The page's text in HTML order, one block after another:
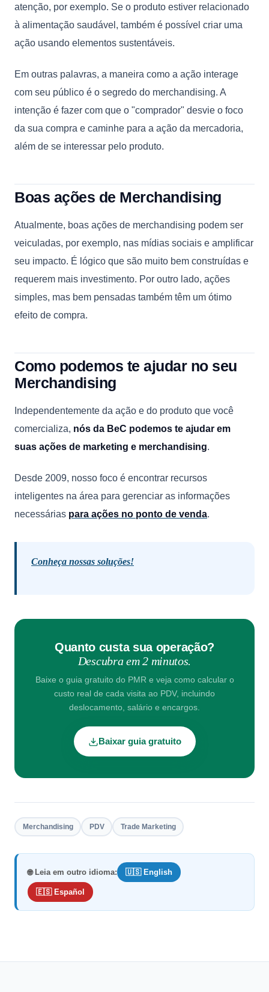
atenção, por exemplo. Se o produto estiver relacionado
à alimentação saudável, também é possível criar uma
ação usando elementos sustentáveis.
Em outras palavras, a maneira como a ação interage
com seu público é o segredo do merchandising. A
intenção é fazer com que o "comprador" desvie o foco
da sua compra e caminhe para a ação da mercadoria,
além de se interessar pelo produto.
Boas ações de Merchandising
Atualmente, boas ações de merchandising podem ser
veiculadas, por exemplo, nas mídias sociais e amplificar
seu impacto. É lógico que são muito bem construídas e
requerem mais investimento. Por outro lado, ações
simples, mas bem pensadas também têm um ótimo
efeito de compra.
Como podemos te ajudar no seu
Merchandising
Independentemente da ação e do produto que você
comercializa, nós da BeC podemos te ajudar em
suas ações de marketing e merchandising.
Desde 2009, nosso foco é encontrar recursos
inteligentes na área para gerenciar as informações
necessárias para ações no ponto de venda.
Conheça nossas soluções!
Quanto custa sua operação?
Descubra em 2 minutos.
Baixe o guia gratuito do PMR e veja como calcular o
custo real de cada visita ao PDV, incluindo
deslocamento, salário e encargos.
Baixar guia gratuito
Merchandising PDV Trade Marketing
🌐 Leia em outro idioma: 🇺🇸 English
🇪🇸 Español